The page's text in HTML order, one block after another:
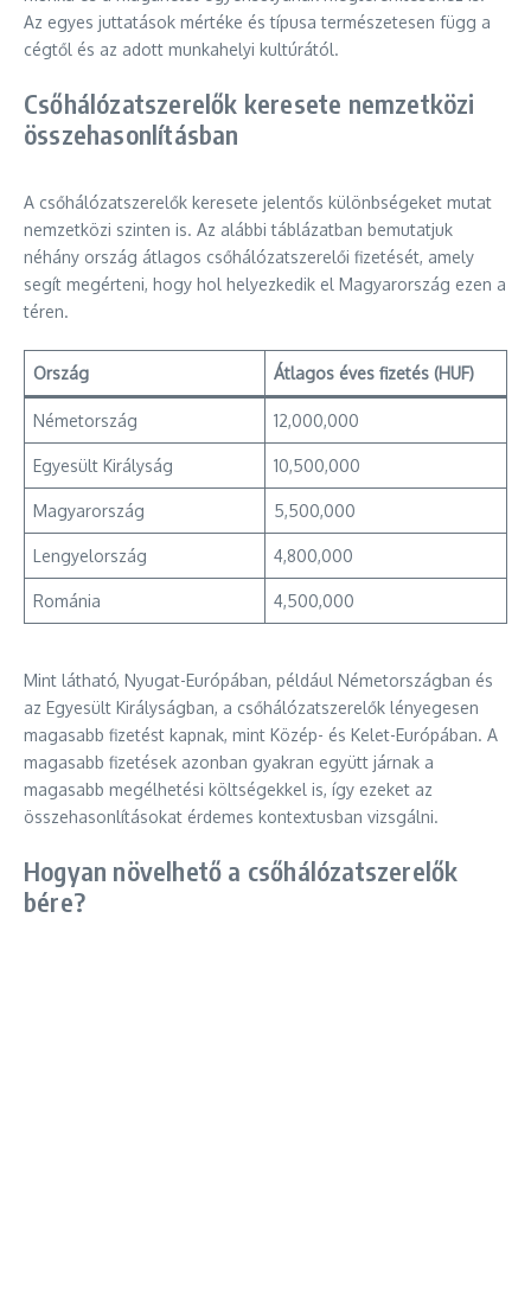
Az egyes juttatások mértéke és típusa természetesen függ a
cégtől és az adott munkahelyi kultúrától.
Csőhálózatszerelők keresete nemzetközi
összehasonlításban
A csőhálózatszerelők keresete jelentős különbségeket mutat
nemzetközi szinten is. Az alábbi táblázatban bemutatjuk
néhány ország átlagos csőhálózatszerelői fizetését, amely
segít megérteni, hogy hol helyezkedik el Magyarország ezen a
téren.
Ország Átlagos éves fizetés (HUF)
Németország 12,000,000
Egyesült Királyság 10,500,000
Magyarország 5,500,000
Lengyelország 4,800,000
Románia 4,500,000
Mint látható, Nyugat-Európában, például Németországban és
az Egyesült Királyságban, a csőhálózatszerelők lényegesen
magasabb fizetést kapnak, mint Közép- és Kelet-Európában. A
magasabb fizetések azonban gyakran együtt járnak a
magasabb megélhetési költségekkel is, így ezeket az
összehasonlításokat érdemes kontextusban vizsgálni.
Hogyan növelhető a csőhálózatszerelők
bére?